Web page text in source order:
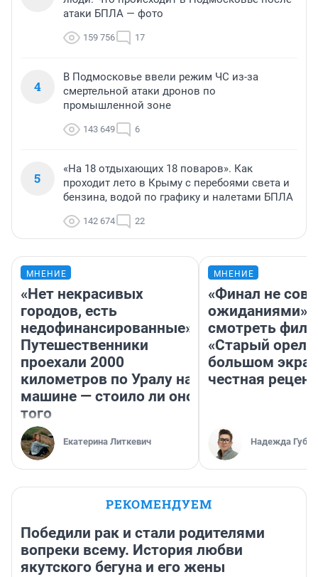
атаки БПЛА — фото
159 756 17
4
В Подмосковье ввели режим ЧС из-за
смертельной атаки дронов по
промышленной зоне
143 649 6
5
«На 18 отдыхающих 18 поваров». Как
проходит лето в Крыму с перебоями света и
бензина, водой по графику и налетами БПЛА
142 674 22
МНЕНИЕ
«Нет некрасивых
городов, есть
недофинансированные».
Путешественники
проехали 2000
километров по Уралу на
машине — стоило ли оно
того
Екатерина Литкевич
МНЕНИЕ
«Финал не
ожиданиями»:
смотреть
«Старый орел»
большом
честная
Надежда
РЕКОМЕНДУЕМ
Победили рак и стали родителями
вопреки всему. История любви
якутского бегуна и его жены